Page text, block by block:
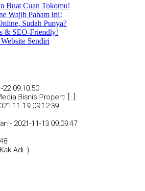
Buat Cuan Tokomu!
Wajib Paham Ini!
Sudah Punya?
& SEO-Friendly!
Sendiri
22 09:10:50
Bisnis Properti […]
11-19 09:12:39
- 2021-11-13 09:09:47
Adi :)